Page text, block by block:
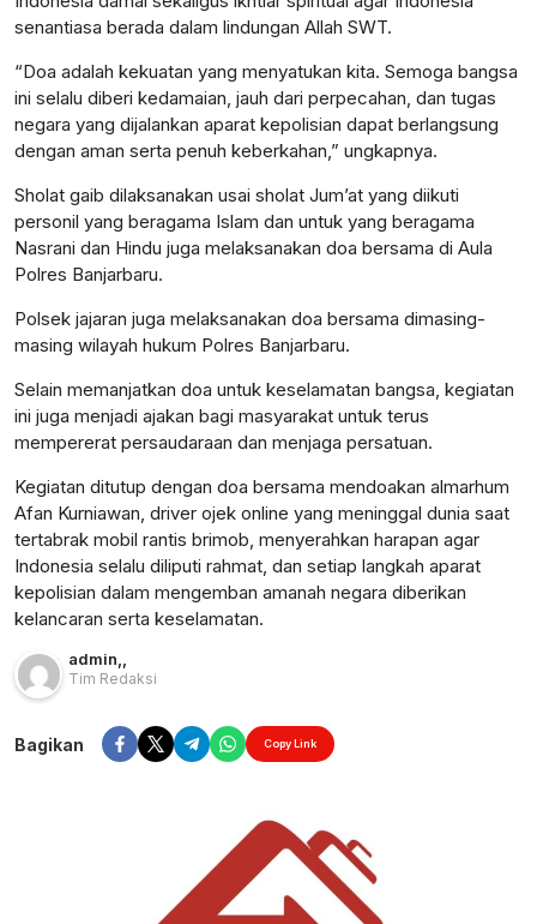
senantiasa berada dalam lindungan Allah SWT.
“Doa adalah kekuatan yang menyatukan kita. Semoga bangsa
ini selalu diberi kedamaian, jauh dari perpecahan, dan tugas
negara yang dijalankan aparat kepolisian dapat berlangsung
dengan aman serta penuh keberkahan,” ungkapnya.
Sholat gaib dilaksanakan usai sholat Jum’at yang diikuti
personil yang beragama Islam dan untuk yang beragama
Nasrani dan Hindu juga melaksanakan doa bersama di Aula
Polres Banjarbaru.
Polsek jajaran juga melaksanakan doa bersama dimasing-
masing wilayah hukum Polres Banjarbaru.
Selain memanjatkan doa untuk keselamatan bangsa, kegiatan
ini juga menjadi ajakan bagi masyarakat untuk terus
mempererat persaudaraan dan menjaga persatuan.
Kegiatan ditutup dengan doa bersama mendoakan almarhum
Afan Kurniawan, driver ojek online yang meninggal dunia saat
tertabrak mobil rantis brimob, menyerahkan harapan agar
Indonesia selalu diliputi rahmat, dan setiap langkah aparat
kepolisian dalam mengemban amanah negara diberikan
kelancaran serta keselamatan.
admin
Tim Redaksi
Bagikan Copy Link